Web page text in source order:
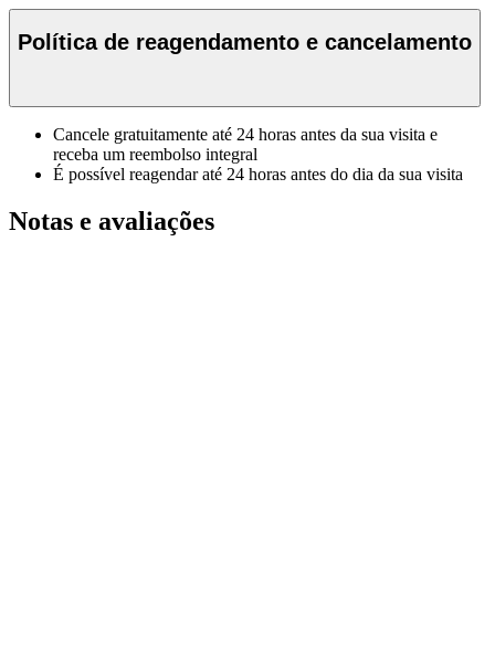
Política de reagendamento e cancelamento
Cancele gratuitamente até 24 horas antes da sua visita e
receba um reembolso integral
É possível reagendar até 24 horas antes do dia da sua visita
Notas e avaliações